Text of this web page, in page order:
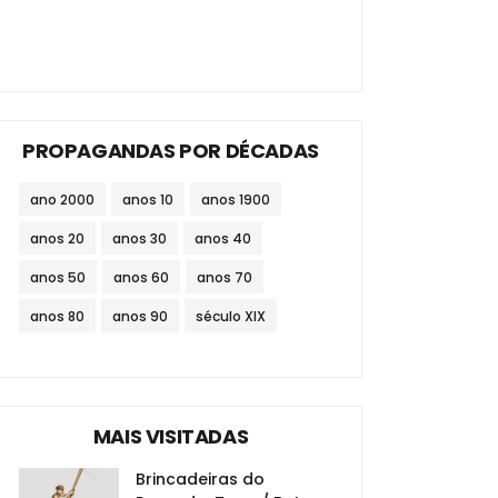
PROPAGANDAS POR DÉCADAS
ano 2000 anos 10 anos 1900
anos 20 anos 30 anos 40
anos 50 anos 60 anos 70
anos 80 anos 90 século XIX
MAIS VISITADAS
Brincadeiras do